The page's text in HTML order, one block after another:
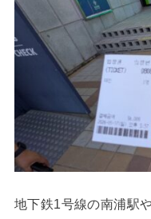
地下鉄1号線の南浦駅